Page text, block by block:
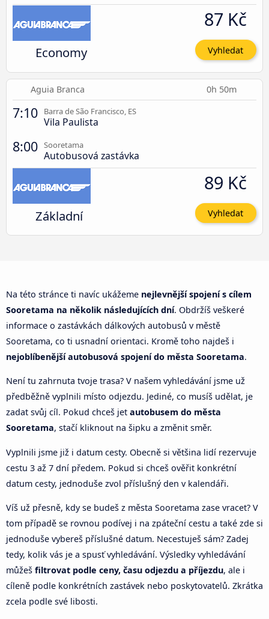
Economy
87 Kč
Vyhledat
Aguia Branca 0h 50m
7:10 Barra de São Francisco, ES
Vila Paulista
8:00 Sooretama
Autobusová zastávka
Základní
89 Kč
Vyhledat
Na této stránce ti navíc ukážeme nejlevnější spojení s cílem
Sooretama na několik následujících dní. Obdržíš veškeré
informace o zastávkách dálkových autobusů v městě
Sooretama, co ti usnadní orientaci. Kromě toho najdeš i
nejoblíbenější autobusová spojení do města Sooretama.
Není tu zahrnuta tvoje trasa? V našem vyhledávání jsme už
předběžně vyplnili místo odjezdu. Jediné, co musíš udělat, je
zadat svůj cíl. Pokud chceš jet autobusem do města
Sooretama, stačí kliknout na šipku a změnit směr.
Vyplnili jsme již i datum cesty. Obecně si většina lidí rezervuje
cestu 3 až 7 dní předem. Pokud si chceš ověřit konkrétní
datum cesty, jednoduše zvol příslušný den v kalendáři.
Víš už přesně, kdy se budeš z města Sooretama zase vracet? V
tom případě se rovnou podívej i na zpáteční cestu a také zde si
jednoduše vybereš příslušné datum. Necestuješ sám? Zadej
tedy, kolik vás je a spusť vyhledávání. Výsledky vyhledávání
můžeš filtrovat podle ceny, času odjezdu a příjezdu, ale i
cíleně podle konkrétních zastávek nebo poskytovatelů. Zkrátka
zcela podle své libosti.